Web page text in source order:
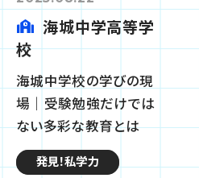
海城中学高等学
校
海城中学校の学びの現
場｜受験勉強だけでは
ない多彩な教育とは
発見！私学力